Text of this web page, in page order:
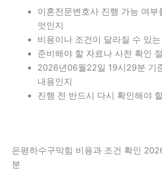
이혼전문변호사 진행 가능 여
엇인지
비용이나 조건이 달라질 수 있
준비해야 할 자료나 사전 확인
2026년06월22일 19시29분 기
내용인지
진행 전 반드시 다시 확인해야
은평하수구막힘 비용과 조건 확인
분